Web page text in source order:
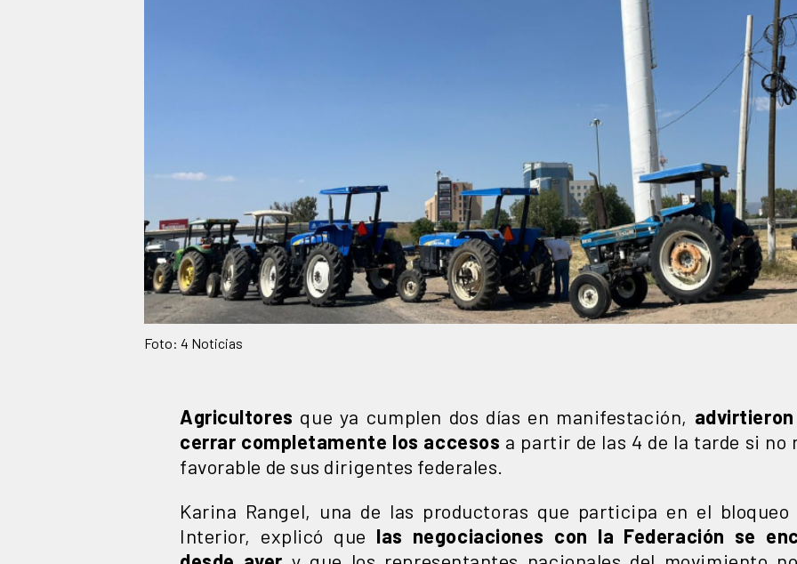
Foto: 4 Noticias
Agricultores que ya cumplen dos días en manifestación,
cerrar completamente los accesos a partir de las 4 de la tarde si no
favorable de sus dirigentes federales.
Karina Rangel, una de las productoras que participa en el
Interior, explicó que las negociaciones con la Federación se